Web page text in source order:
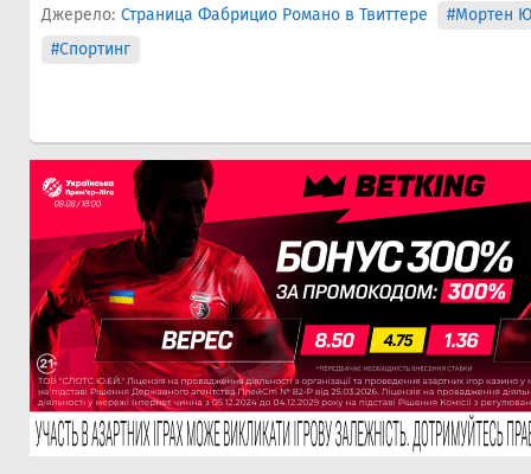
Джерело: Страница Фабрицио Романо в Твиттере
#Мортен
#Спортинг